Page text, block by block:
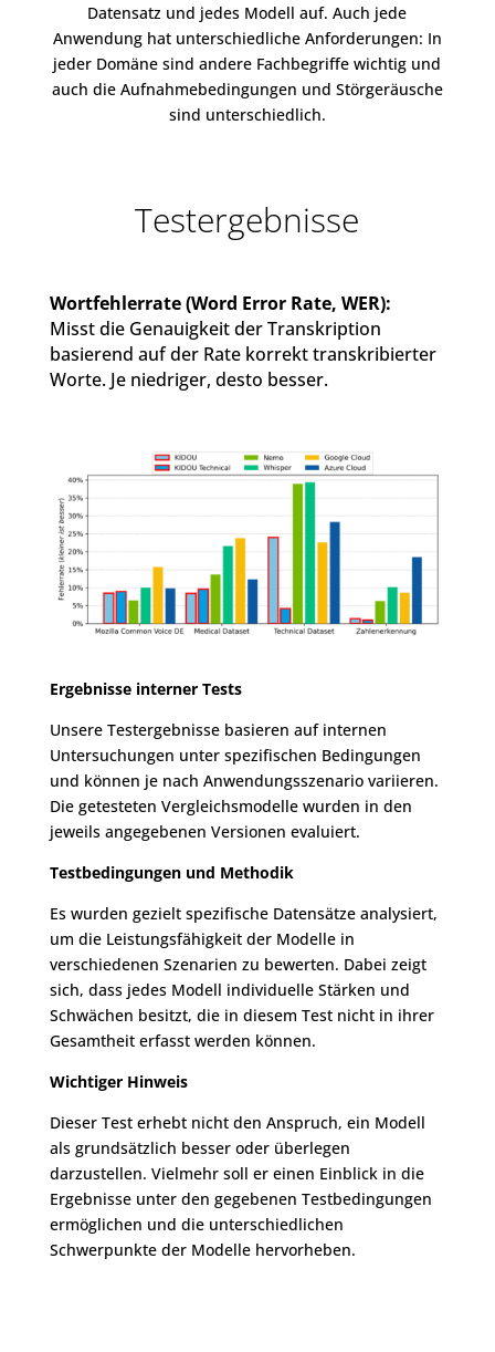
Datensatz und jedes Modell auf. Auch jede
Anwendung hat unterschiedliche Anforderungen: In
jeder Domäne sind andere Fachbegriffe wichtig und
auch die Aufnahmebedingungen und Störgeräusche
sind unterschiedlich.
Testergebnisse
Wortfehlerrate (Word Error Rate, WER):
Misst die Genauigkeit der Transkription
basierend auf der Rate korrekt transkribierter
Worte. Je niedriger, desto besser.
Ergebnisse interner Tests
Unsere Testergebnisse basieren auf internen
Untersuchungen unter spezifischen Bedingungen
und können je nach Anwendungsszenario variieren.
Die getesteten Vergleichsmodelle wurden in den
jeweils angegebenen Versionen evaluiert.
Testbedingungen und Methodik
Es wurden gezielt spezifische Datensätze analysiert,
um die Leistungsfähigkeit der Modelle in
verschiedenen Szenarien zu bewerten. Dabei zeigt
sich, dass jedes Modell individuelle Stärken und
Schwächen besitzt, die in diesem Test nicht in ihrer
Gesamtheit erfasst werden können.
Wichtiger Hinweis
Dieser Test erhebt nicht den Anspruch, ein Modell
als grundsätzlich besser oder überlegen
darzustellen. Vielmehr soll er einen Einblick in die
Ergebnisse unter den gegebenen Testbedingungen
ermöglichen und die unterschiedlichen
Schwerpunkte der Modelle hervorheben.